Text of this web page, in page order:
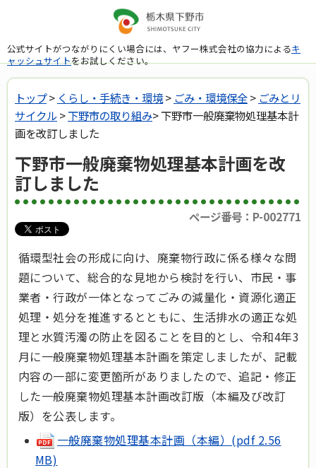
公式サイトがつながりにくい場合には、ヤフー株式会社の協力によるキ
ャッシュサイトをお試しください。
トップ> くらし・手続き・環境> ごみ・環境保全> ごみとリ
サイクル>下野市の取り組み> 下野市一般廃棄物処理基本計
画を改訂しました
下野市一般廃棄物処理基本計画を改
訂しました
ページ番号：P-002771
循環型社会の形成に向け、廃棄物行政に係る様々な問
題について、総合的な見地から検討を行い、市民・事
業者・行政が一体となってごみの減量化・資源化適正
処理・処分を推進するとともに、生活排水の適正な処
理と水質汚濁の防止を図ることを目的とし、令和4年3
月に一般廃棄物処理基本計画を策定しましたが、記載
内容の一部に変更箇所がありましたので、追記・修正
した一般廃棄物処理基本計画改訂版（本編及び改訂
版）を公表します。
一般廃棄物処理基本計画（本編）(pdf 2.56
MB)